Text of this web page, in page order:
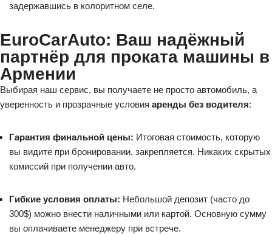
задержавшись в колоритном селе.
EuroCarAuto: Ваш надёжный
партнёр для проката машины в
Армении
Выбирая наш сервис, вы получаете не просто автомобиль, а
уверенность и прозрачные условия аренды без водителя:
Гарантия финальной цены: Итоговая стоимость, которую
вы видите при бронировании, закрепляется. Никаких скрытых
комиссий при получении авто.
Гибкие условия оплаты: Небольшой депозит (часто до
300$) можно внести наличными или картой. Основную сумму
вы оплачиваете менеджеру при встрече.